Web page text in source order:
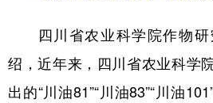
四川省农业科学院作物研
绍，近年来，四川省农业科学
出的“川油81”“川油83”“川油